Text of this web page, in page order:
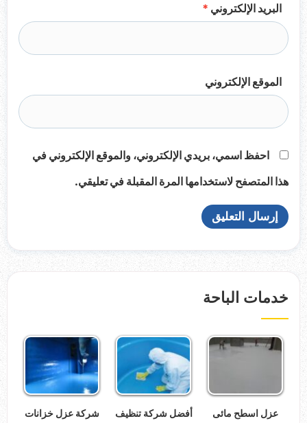
البريد الإلكتروني *
الموقع الإلكتروني
احفظ اسمي، بريدي الإلكتروني، والموقع الإلكتروني في
هذا المتصفح لاستخدامها المرة المقبلة في تعليقي.
خدمات الباحة
عزل اسطح مائى
أفضل شركة تنظيف
شركة عزل خزانات